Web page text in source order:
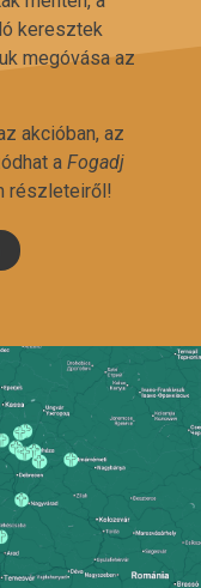
keresztek
megóvása az
akcióban, az
a Fogadj
részleteiről!